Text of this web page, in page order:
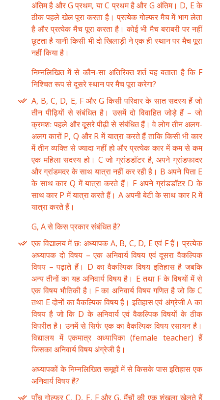
अंतिम है और G प्रथम, या C प्रथम है और G अंतिम। D, E के
ठीक पहले खेल पूरा करता है। प्रत्येक गोल्फर मैच में भाग लेता
है और प्रत्येक मैच पूरा करता है। कोई भी मैच बराबरी पर नहीं
छूटता है यानी किसी भी दो खिलाड़ी ने एक ही स्थान पर मैच पूरा
नहीं किया है।
निम्नलिखित में से कौन-सा अतिरिक्त शर्त यह बताता है कि F
निश्चित रूप से दूसरे स्थान पर मैच पूरा करेगा?
A, B, C, D, E, F और G किसी परिवार के सात सदस्य हैं जो
तीन पीढ़ियों से संबंधित है। उसमें दो विवाहित जोड़े हैं – जो
क्रमशः पहले और दूसरे पीढ़ी से संबंधित हैं। वे लोग तीन अलग-
अलग कारों P, Q और R में यात्रा करते हैं ताकि किसी भी कार
में तीन व्यक्ति से ज्यादा नहीं हो और प्रत्येक कार में कम से कम
एक महिला सदस्य हो। C जो ग्रांडडाॅटर है, अपने ग्रांडफादर
और ग्रांडमदर के साथ यात्रा नहीं कर रही है। B अपने पिता E
के साथ कार Q में यात्रा करते हैं। F अपने ग्रांडडाॅटर D के
साथ कार P में यात्रा करते हैं। A अपनी बेटी के साथ कार R में
यात्रा करते हैं।
G, A से किस प्रकार संबंधित है?
एक विद्यालय में छः अध्यापक A, B, C, D, E एवं F हैं। प्रत्येक
अध्यापक दो विषय – एक अनिवार्य विषय एवं दूसरा वैकल्पिक
विषय – पढ़ाते हैं। D का वैकल्पिक विषय इतिहास है जबकि
अन्य तीनों का यह अनिवार्य विषय है। E तथा F के विषयों में से
एक विषय भौतिकी है। F का अनिवार्य विषय गणित है जो कि C
तथा E दोनों का वैकल्पिक विषय है। इतिहास एवं अंग्रेजी A का
विषय है जो कि D के अनिवार्य एवं वैकल्पिक विषयों के ठीक
विपरीत है। उनमें से सिर्फ एक का वैकल्पिक विषय रसायन है।
विद्यालय में एकमात्र अध्यापिका (female teacher) हैं
जिसका अनिवार्य विषय अंग्रेजी है।
अध्यापकों के निम्नलिखित समूहों में से किसके पास इतिहास एक
अनिवार्य विषय है?
पाँच गोल्फर C, D, E, F और G, मैंचों की एक शृंखला खेलते हैं